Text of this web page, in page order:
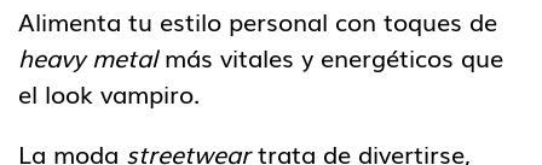
Alimenta tu estilo personal con toques de
heavy metalmás vitales y energéticos que
el look vampiro.
La moda streetweartrata de divertirse,